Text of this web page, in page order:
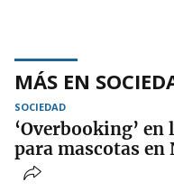
MÁS EN
SOCIEDAD
‘Overbooking’
para mascotas en